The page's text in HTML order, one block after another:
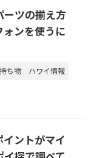
ーツの揃え方
ンを使うに
持ち物
ハワイ情報
イントがマイ